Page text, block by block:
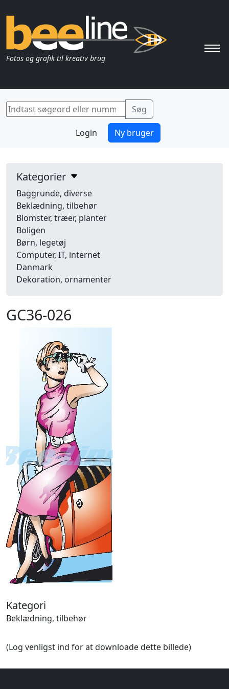
Fotos og grafik til kreativ brug
Login Ny bruger
Kategorier
Baggrunde, diverse
Beklædning, tilbehør
Blomster, træer, planter
Boligen
Børn, legetøj
Computer, IT, internet
Danmark
Dekoration, ornamenter
Efterår
Energi, miljø, økologi
Fænomener, begreber
Fastelavn, karneval
Ferie, rejser
Fly, luftfart
Folkeslag
Forår
Fritid, hobby
Frugt, grønt
Halloween
Håndværk
Haven
Huse, bygninger
Jagt
Jul
Kærlighed, bryllup
Kommunikation, nyhedsformidling
Køretøjer
Landbrug
Lov, orden
Lyd, billede
Mad, drikke
Mærkedage
Mennesker
GC36-026
Kategori
Beklædning, tilbehør
(Log venligst ind for at downloade dette billede)